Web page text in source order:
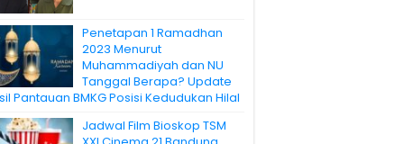
Penetapan 1 Ramadhan
2023 Menurut
Muhammadiyah dan NU
Tanggal Berapa? Update
Pantauan BMKG Posisi Kedudukan Hilal
Jadwal Film Bioskop TSM